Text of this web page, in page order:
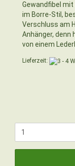
Gewandfibel
im Borre-Stil,
Verschluss am
Anhänger, denn
von einem
Lieferzeit: